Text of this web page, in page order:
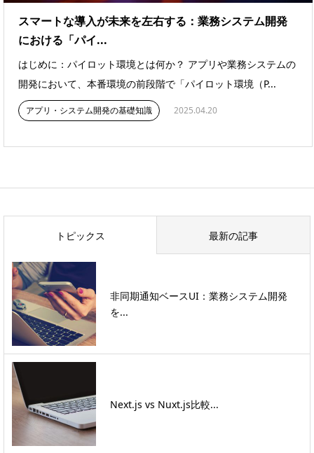
スマートな導入が未来を左右する：業務システム開発
における「パイ...
はじめに：パイロット環境とは何か？ アプリや業務システムの
開発において、本番環境の前段階で「パイロット環境（P...
アプリ・システム開発の基礎知識 2025.04.20
トピックス 最新の記事
非同期通知ベースUI：業務システム開発
を...
Next.js vs Nuxt.js比較...